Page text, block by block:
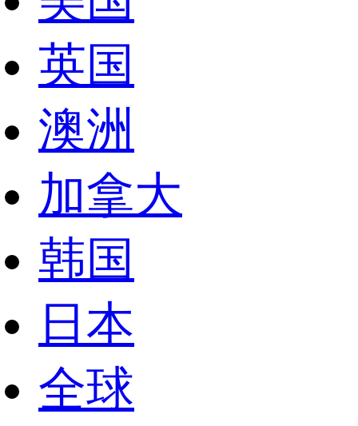
英国
澳洲
加拿大
韩国
日本
全球